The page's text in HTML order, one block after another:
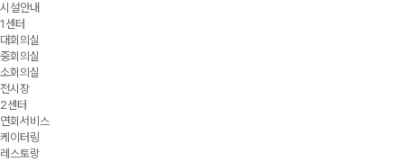
시설안내
1센터
대회의실
중회의실
소회의실
전시장
2센터
연회서비스
케이터링
레스토랑